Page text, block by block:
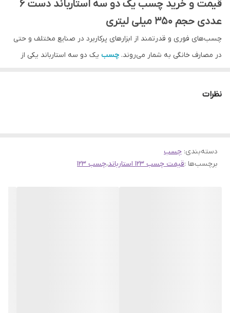
قیمت و خرید چسب یک دو سه استارباند دست 6
عددی حجم 350 میلی لیتری
چسب‌های فوری و قدرتمند از ابزارهای پرکاربرد در صنایع مختلف و حتی
در مصارف خانگی به شمار می‌روند. چسب یک دو سه استارباند یکی از
می‌شود. اگر به دنبال خرید چسب یک دو سه با قیمت مناسب و کیفیت
بالا هستید، این محصول گزینه‌ای ایده‌آل برای شما خواهد بود.
نظرات
دسته‌بندی: چسب
برچسب‌ها :قیمت چسب 123 استارباند ،چسب 123